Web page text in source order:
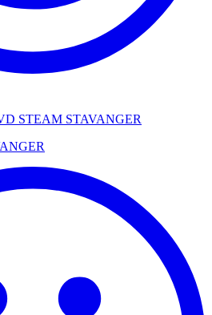
STEAM STAVANGER